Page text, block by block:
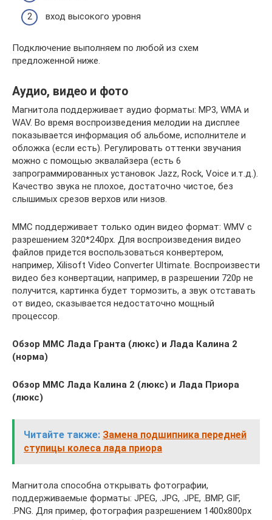
вход высокого уровня
Подключение выполняем по любой из схем
предложенной ниже.
Аудио, видео и фото
Магнитола поддерживает аудио форматы: MP3, WMA и
WAV. Во время воспроизведения мелодии на дисплее
показывается информация об альбоме, исполнителе и
обложка (если есть). Регулировать оттенки звучания
можно с помощью эквалайзера (есть 6
запрограммированных установок Jazz, Rock, Voice и.т.д.).
Качество звука не плохое, достаточно чистое, без
слышимых срезов верхов или низов.
ММС поддерживает только один видео формат: WMV с
разрешением 320*240px. Для воспроизведения видео
файлов придется воспользоваться конвертером,
например, Xilisoft Video Converter Ultimate. Воспроизвести
видео без конвертации, например, в разрешении 720p не
получится, картинка будет тормозить, а звук отставать
от видео, сказывается недостаточно мощный
процессор.
Обзор ММС Лада Гранта (люкс) и Лада Калина 2
(норма)
Обзор ММС Лада Калина 2 (люкс) и Лада Приора
(люкс)
Читайте также: Замена подшипника передней
ступицы колеса лада приора
Магнитола способна открывать фотографии,
поддерживаемые форматы: JPEG, .JPG, .JPE, .BMP, GIF,
.PNG. Для пример, фотография разрешением 1400х800px